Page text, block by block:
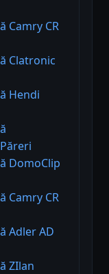
Camry CR
Clatronic
Hendi
DomoClip
Camry CR
Adler AD
ZIlan